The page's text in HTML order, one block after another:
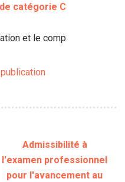
de catégorie C
et le comp
Admissibilité à
l'examen professionnel
pour l'avancement au